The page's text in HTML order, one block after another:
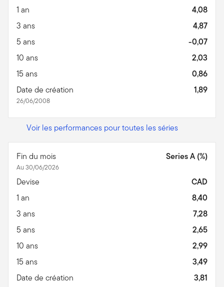
1 an
4,08
3 ans
4,87
5 ans
-0,07
10 ans
2,03
15 ans
0,86
Date de création
26/06/2008
1,89
Voir les performances pour toutes les séries
Fin du mois
Au 30/06/2026
Series A (%)
Devise
CAD
1 an
8,40
3 ans
7,28
5 ans
2,65
10 ans
2,99
15 ans
3,49
Date de création
3,81